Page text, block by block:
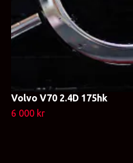
Volvo V70 2.4D 175hk
6 000 kr